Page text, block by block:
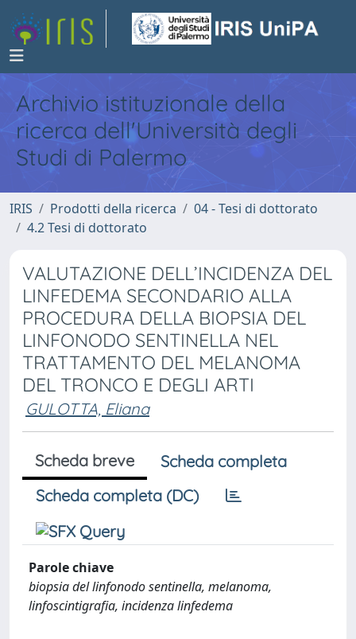
Archivio istituzionale della
ricerca dell'Università degli
Studi di Palermo
IRIS Prodotti della ricerca
04 - Tesi di dottorato
4.2 Tesi di dottorato
VALUTAZIONE DELL’INCIDENZA DEL
LINFEDEMA SECONDARIO ALLA
PROCEDURA DELLA BIOPSIA DEL
LINFONODO SENTINELLA NEL
TRATTAMENTO DEL MELANOMA
DEL TRONCO E DEGLI ARTI
GULOTTA, Eliana
Scheda breve
Scheda completa
Scheda completa (DC)
Parole chiave
biopsia del linfonodo sentinella, melanoma,
linfoscintigrafia, incidenza linfedema